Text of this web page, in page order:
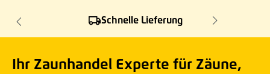
Schnelle Lieferung
Ihr Zaunhandel Experte für Zäune,